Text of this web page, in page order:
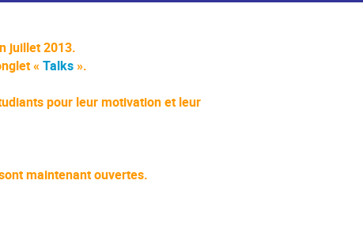
juillet 2013.
« Talks ».
pour leur motivation et leur
maintenant ouvertes.